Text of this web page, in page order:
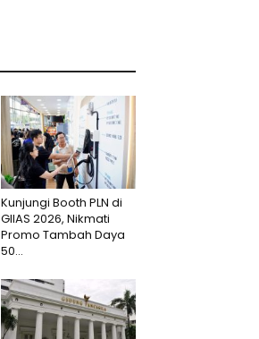
Kunjungi Booth PLN di
GIIAS 2026, Nikmati
Promo Tambah Daya
50...